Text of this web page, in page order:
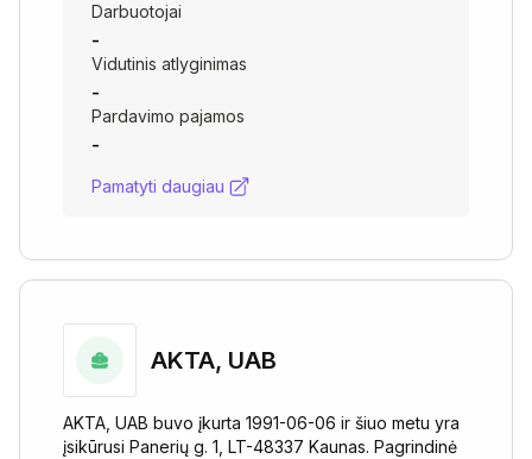
Darbuotojai
-
Vidutinis atlyginimas
-
Pardavimo pajamos
-
Pamatyti daugiau
AKTA, UAB
AKTA, UAB buvo įkurta 1991-06-06 ir šiuo metu yra
įsikūrusi Panerių g. 1, LT-48337 Kaunas. Pagrindinė